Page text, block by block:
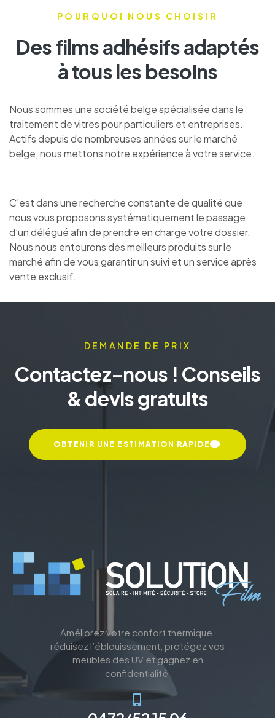
POURQUOI NOUS CHOISIR
Des films adhésifs adaptés
à tous les besoins
Nous sommes une société belge spécialisée dans le
traitement de vitres pour particuliers et entreprises.
Actifs depuis de nombreuses années sur le marché
belge, nous mettons notre expérience à votre service.
C’est dans une recherche constante de qualité que
nous vous proposons systématiquement le passage
d’un délégué afin de prendre en charge votre dossier.
Nous nous entourons des meilleurs produits sur le
marché afin de vous garantir un suivi et un service après
vente exclusif.
DEMANDE DE PRIX
Contactez-nous ! Conseils
& devis gratuits
OBTENIR UNE ESTIMATION RAPIDE
Améliorez votre confort thermique,
réduisez l’éblouissement, protégez vos
meubles des UV et gagnez en
confidentialité